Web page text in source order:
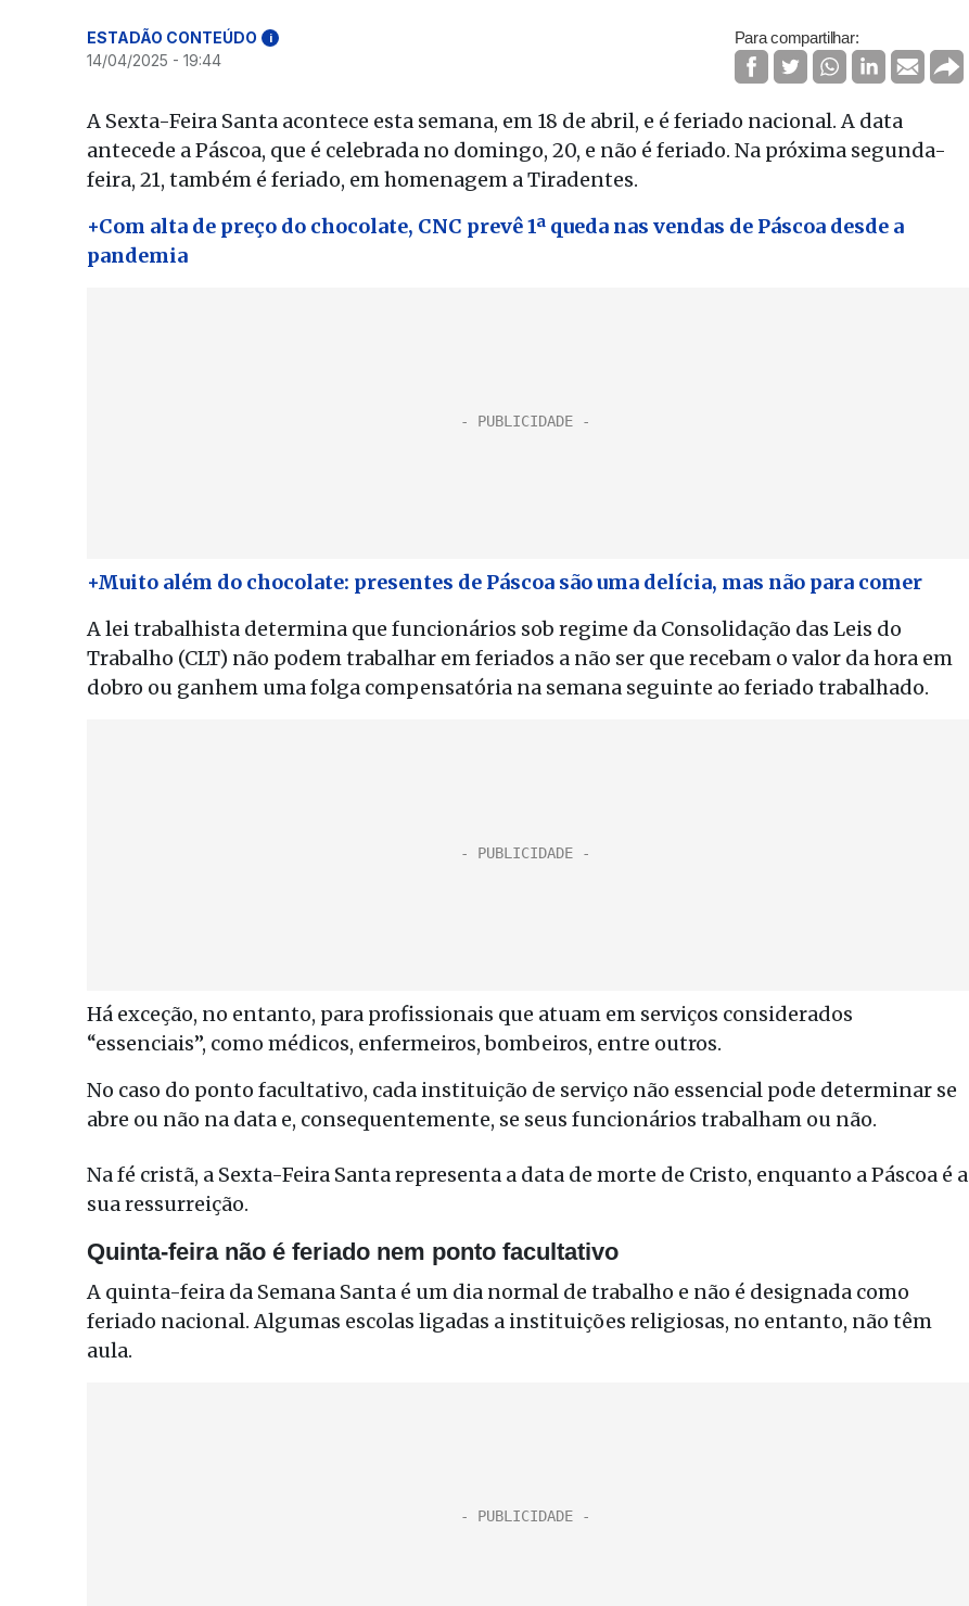
ESTADÃO CONTEÚDO i
14/04/2025 - 19:44
Para compartilhar:
A Sexta-Feira Santa acontece esta semana, em 18 de abril, e é feriado nacional. A data
antecede a Páscoa, que é celebrada no domingo, 20, e não é feriado. Na próxima segunda-
feira, 21, também é feriado, em homenagem a Tiradentes.
+Com alta de preço do chocolate, CNC prevê 1ª queda nas vendas de Páscoa desde a
pandemia
+Muito além do chocolate: presentes de Páscoa são uma delícia, mas não para comer
A lei trabalhista determina que funcionários sob regime da Consolidação das Leis do
Trabalho (CLT) não podem trabalhar em feriados a não ser que recebam o valor da hora em
dobro ou ganhem uma folga compensatória na semana seguinte ao feriado trabalhado.
Há exceção, no entanto, para profissionais que atuam em serviços considerados
“essenciais”, como médicos, enfermeiros, bombeiros, entre outros.
No caso do ponto facultativo, cada instituição de serviço não essencial pode determinar se
abre ou não na data e, consequentemente, se seus funcionários trabalham ou não.
Na fé cristã, a Sexta-Feira Santa representa a data de morte de Cristo, enquanto a Páscoa é a
sua ressurreição.
Quinta-feira não é feriado nem ponto facultativo
A quinta-feira da Semana Santa é um dia normal de trabalho e não é designada como
feriado nacional. Algumas escolas ligadas a instituições religiosas, no entanto, não têm
aula.